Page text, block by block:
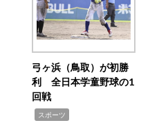
弓ヶ浜（鳥取）が初勝
利 全日本学童野球の1
回戦
スポーツ